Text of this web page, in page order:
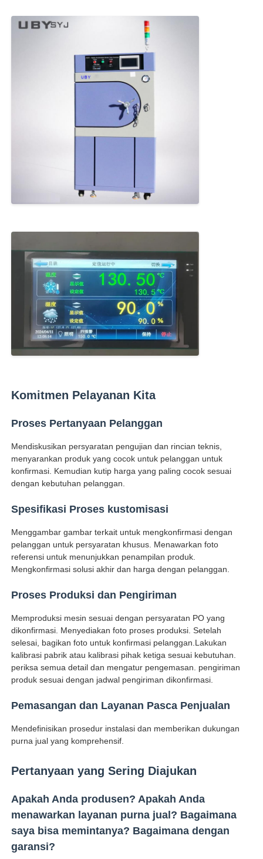
Komitmen Pelayanan Kita
Proses Pertanyaan Pelanggan
Mendiskusikan persyaratan pengujian dan rincian teknis,
menyarankan produk yang cocok untuk pelanggan untuk
konfirmasi. Kemudian kutip harga yang paling cocok sesuai
dengan kebutuhan pelanggan.
Spesifikasi Proses kustomisasi
Menggambar gambar terkait untuk mengkonfirmasi dengan
pelanggan untuk persyaratan khusus. Menawarkan foto
referensi untuk menunjukkan penampilan produk.
Mengkonfirmasi solusi akhir dan harga dengan pelanggan.
Proses Produksi dan Pengiriman
Memproduksi mesin sesuai dengan persyaratan PO yang
dikonfirmasi. Menyediakan foto proses produksi. Setelah
selesai, bagikan foto untuk konfirmasi pelanggan.Lakukan
kalibrasi pabrik atau kalibrasi pihak ketiga sesuai kebutuhan.
periksa semua detail dan mengatur pengemasan. pengiriman
produk sesuai dengan jadwal pengiriman dikonfirmasi.
Pemasangan dan Layanan Pasca Penjualan
Mendefinisikan prosedur instalasi dan memberikan dukungan
purna jual yang komprehensif.
Pertanyaan yang Sering Diajukan
Apakah Anda produsen? Apakah Anda
menawarkan layanan purna jual? Bagaimana
saya bisa memintanya? Bagaimana dengan
garansi?